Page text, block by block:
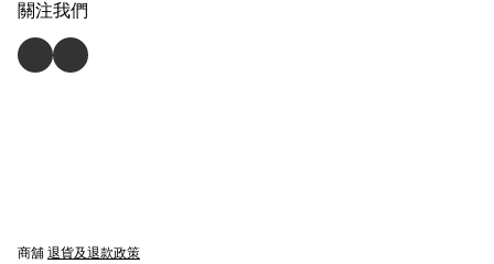
關注我們
商舖 退貨及退款政策